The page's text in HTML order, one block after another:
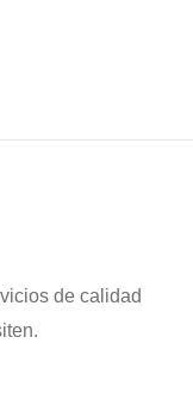
de calidad